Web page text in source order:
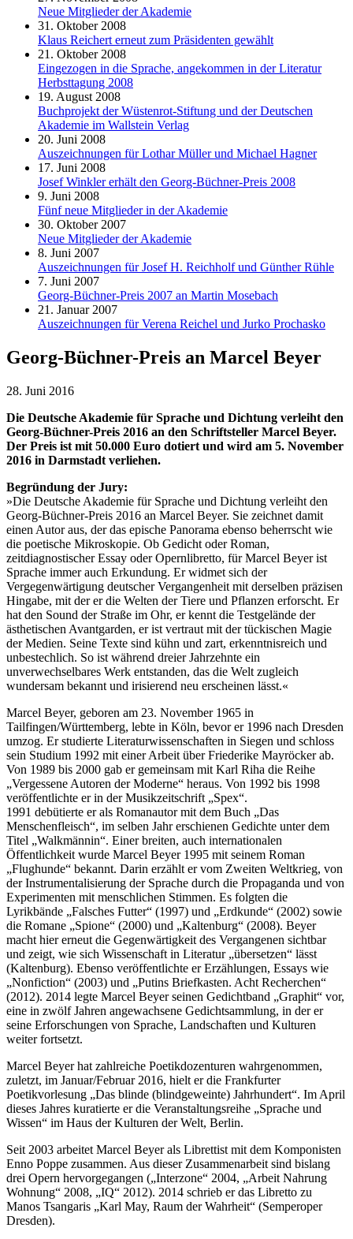
Neue Mitglieder der Akademie
31. Oktober 2008
Klaus Reichert erneut zum Präsidenten gewählt
21. Oktober 2008
Eingezogen in die Sprache, angekommen in der Literatur
Herbsttagung 2008
19. August 2008
Buchprojekt der Wüstenrot-Stiftung und der Deutschen
Akademie im Wallstein Verlag
20. Juni 2008
Auszeichnungen für Lothar Müller und Michael Hagner
17. Juni 2008
Josef Winkler erhält den Georg-Büchner-Preis 2008
9. Juni 2008
Fünf neue Mitglieder in der Akademie
30. Oktober 2007
Neue Mitglieder der Akademie
8. Juni 2007
Auszeichnungen für Josef H. Reichholf und Günther Rühle
7. Juni 2007
Georg-Büchner-Preis 2007 an Martin Mosebach
21. Januar 2007
Auszeichnungen für Verena Reichel und Jurko Prochasko
Georg-Büchner-Preis an Marcel Beyer
28. Juni 2016
Die Deutsche Akademie für Sprache und Dichtung verleiht den
Georg-Büchner-Preis 2016 an den Schriftsteller Marcel Beyer.
Der Preis ist mit 50.000 Euro dotiert und wird am 5. November
2016 in Darmstadt verliehen.
Begründung der Jury:
»Die Deutsche Akademie für Sprache und Dichtung verleiht den
Georg-Büchner-Preis 2016 an Marcel Beyer. Sie zeichnet damit
einen Autor aus, der das epische Panorama ebenso beherrscht wie
die poetische Mikroskopie. Ob Gedicht oder Roman,
zeitdiagnostischer Essay oder Opernlibretto, für Marcel Beyer ist
Sprache immer auch Erkundung. Er widmet sich der
Vergegenwärtigung deutscher Vergangenheit mit derselben präzisen
Hingabe, mit der er die Welten der Tiere und Pflanzen erforscht. Er
hat den Sound der Straße im Ohr, er kennt die Testgelände der
ästhetischen Avantgarden, er ist vertraut mit der tückischen Magie
der Medien. Seine Texte sind kühn und zart, erkenntnisreich und
unbestechlich. So ist während dreier Jahrzehnte ein
unverwechselbares Werk entstanden, das die Welt zugleich
wundersam bekannt und irisierend neu erscheinen lässt.«
Marcel Beyer, geboren am 23. November 1965 in
Tailfingen/Württemberg, lebte in Köln, bevor er 1996 nach Dresden
umzog. Er studierte Literaturwissenschaften in Siegen und schloss
sein Studium 1992 mit einer Arbeit über Friederike Mayröcker ab.
Von 1989 bis 2000 gab er gemeinsam mit Karl Riha die Reihe
„Vergessene Autoren der Moderne“ heraus. Von 1992 bis 1998
veröffentlichte er in der Musikzeitschrift „Spex“.
1991 debütierte er als Romanautor mit dem Buch „Das
Menschenfleisch“, im selben Jahr erschienen Gedichte unter dem
Titel „Walkmännin“. Einer breiten, auch internationalen
Öffentlichkeit wurde Marcel Beyer 1995 mit seinem Roman
„Flughunde“ bekannt. Darin erzählt er vom Zweiten Weltkrieg, von
der Instrumentalisierung der Sprache durch die Propaganda und von
Experimenten mit menschlichen Stimmen. Es folgten die
Lyrikbände „Falsches Futter“ (1997) und „Erdkunde“ (2002) sowie
die Romane „Spione“ (2000) und „Kaltenburg“ (2008). Beyer
macht hier erneut die Gegenwärtigkeit des Vergangenen sichtbar
und zeigt, wie sich Wissenschaft in Literatur „übersetzen“ lässt
(Kaltenburg). Ebenso veröffentlichte er Erzählungen, Essays wie
„Nonfiction“ (2003) und „Putins Briefkasten. Acht Recherchen“
(2012). 2014 legte Marcel Beyer seinen Gedichtband „Graphit“ vor,
eine in zwölf Jahren angewachsene Gedichtsammlung, in der er
seine Erforschungen von Sprache, Landschaften und Kulturen
weiter fortsetzt.
Marcel Beyer hat zahlreiche Poetikdozenturen wahrgenommen,
zuletzt, im Januar/Februar 2016, hielt er die Frankfurter
Poetikvorlesung „Das blinde (blindgeweinte) Jahrhundert“. Im April
dieses Jahres kuratierte er die Veranstaltungsreihe „Sprache und
Wissen“ im Haus der Kulturen der Welt, Berlin.
Seit 2003 arbeitet Marcel Beyer als Librettist mit dem Komponisten
Enno Poppe zusammen. Aus dieser Zusammenarbeit sind bislang
drei Opern hervorgegangen („Interzone“ 2004, „Arbeit Nahrung
Wohnung“ 2008, „IQ“ 2012). 2014 schrieb er das Libretto zu
Manos Tsangaris „Karl May, Raum der Wahrheit“ (Semperoper
Dresden).